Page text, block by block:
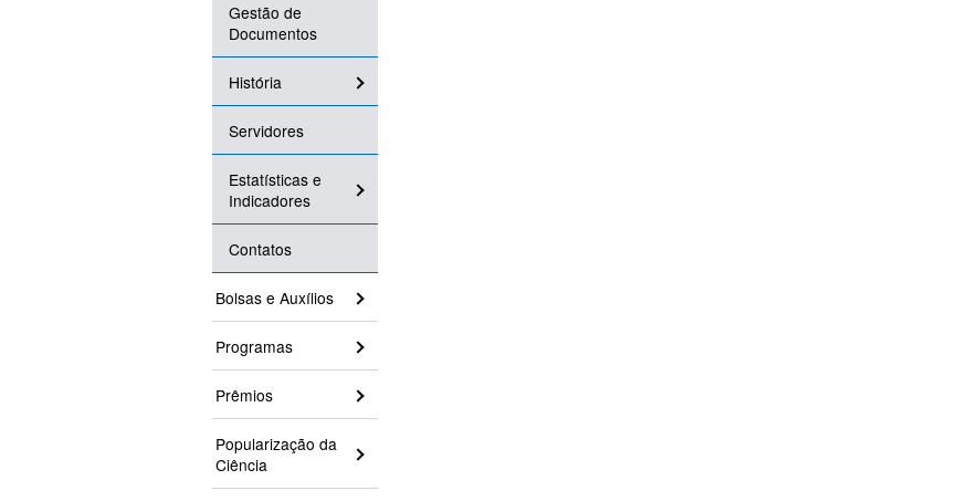
Gestão de
Documentos
História
Servidores
Estatísticas e
Indicadores
Contatos
Bolsas e Auxílios
Programas
Prêmios
Popularização da
Ciência